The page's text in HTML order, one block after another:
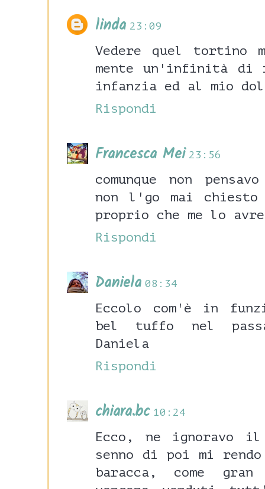
linda 23:09
Vedere quel tortino
mente un'infinità
infanzia ed al mio
Rispondi
Francesca Mei 23:56
comunque non
non l'go mai chiesto
proprio che me lo
Rispondi
Daniela 08:34
Eccolo com'è in
bel tuffo nel
Daniela
Rispondi
chiara.bc 10:24
Ecco, ne ignoravo
senno di poi mi
baracca, come